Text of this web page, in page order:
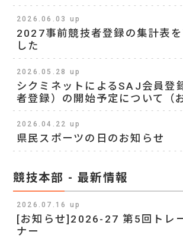
2026.06.03 up
2027事前競技者登録の集計表を
した
2026.05.28 up
シクミネットによるSAJ会員登
者登録）の開始予定について（
2026.04.22 up
県民スポーツの日のお知らせ
競技本部 - 最新情報
2026.07.16 up
[お知らせ]2026-27 第5回トレ
ナー